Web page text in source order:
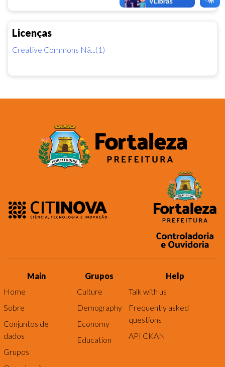
Licenças
Creative Commons Nã...(1)
Main
Home
Sobre
Conjuntos de
dados
Grupos
Grupos
Culture
Demography
Economy
Education
Help
Talk with us
Frequently asked
questions
API CKAN